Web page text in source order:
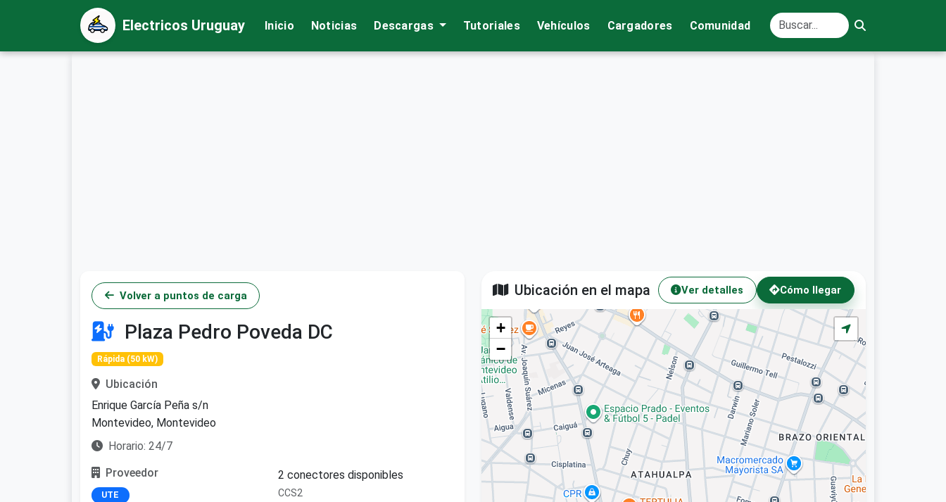
Electricos Uruguay Inicio Noticias Descargas Tutoriales Vehículos Cargadores Comunidad
Ubicación en el mapa Ver detalles Cómo llegar
+
−
Volver a puntos de carga
Plaza Pedro Poveda DC
Rápida (50 kW)
Ubicación
Enrique García Peña s/n
Montevideo, Montevideo
Horario: 24/7
Proveedor
UTE
2 conectores disponibles
CCS2